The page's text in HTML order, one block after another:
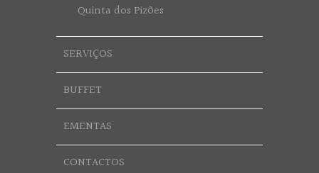
Quinta dos Pizões
SERVIÇOS
BUFFET
EMENTAS
CONTACTOS